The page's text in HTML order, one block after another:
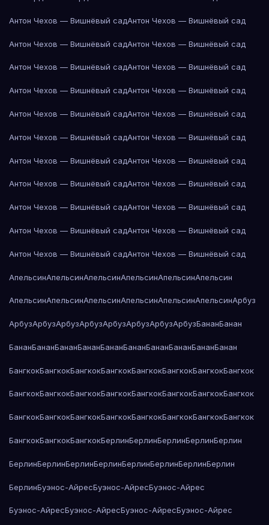
Антон Чехов — Вишнёвый садАнтон Чехов — Вишнёвый сад
Антон Чехов — Вишнёвый садАнтон Чехов — Вишнёвый сад
Антон Чехов — Вишнёвый садАнтон Чехов — Вишнёвый сад
Антон Чехов — Вишнёвый садАнтон Чехов — Вишнёвый сад
Антон Чехов — Вишнёвый садАнтон Чехов — Вишнёвый сад
Антон Чехов — Вишнёвый садАнтон Чехов — Вишнёвый сад
Антон Чехов — Вишнёвый садАнтон Чехов — Вишнёвый сад
Антон Чехов — Вишнёвый садАнтон Чехов — Вишнёвый сад
Антон Чехов — Вишнёвый садАнтон Чехов — Вишнёвый сад
Антон Чехов — Вишнёвый садАнтон Чехов — Вишнёвый сад
Антон Чехов — Вишнёвый садАнтон Чехов — Вишнёвый сад
АпельсинАпельсинАпельсинАпельсинАпельсинАпельсин
АпельсинАпельсинАпельсинАпельсинАпельсинАпельсинАрбуз
АрбузАрбузАрбузАрбузАрбузАрбузАрбузАрбузБананБанан
БананБананБананБананБананБананБананБананБананБанан
БангкокБангкокБангкокБангкокБангкокБангкокБангкокБангкок
БангкокБангкокБангкокБангкокБангкокБангкокБангкокБангкок
БангкокБангкокБангкокБангкокБангкокБангкокБангкокБангкок
БангкокБангкокБангкокБерлинБерлинБерлинБерлинБерлин
БерлинБерлинБерлинБерлинБерлинБерлинБерлинБерлин
БерлинБуэнос-АйресБуэнос-АйресБуэнос-Айрес
Буэнос-АйресБуэнос-АйресБуэнос-АйресБуэнос-Айрес